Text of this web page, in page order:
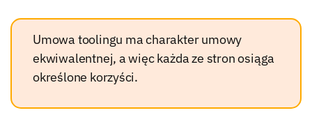
Umowa toolingu ma charakter umowy
ekwiwalentnej, a więc każda ze stron osiąga
określone korzyści.